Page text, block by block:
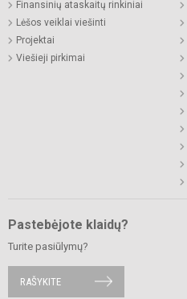
Finansinių ataskaitų rinkiniai
Lėšos veiklai viešinti
Projektai
Viešieji pirkimai
Pastebėjote klaidų?
Turite pasiūlymų?
RAŠYKITE